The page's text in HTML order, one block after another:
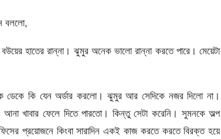
বললো,
হাতের রান্না। ঝুমুর অনেক ভালো রান্না করতে পারে। মেয়েটা
কি যেন অর্ডার করলো। ঝুমুর আর সেদিকে নজর দিলো না।
খাবার ফেলে দিতে পারতো। কিন্তু সেটা করেনি। সুমনকে অল্প
প্রয়োজনে কিংবা সারাদিন একই কাজ করতে করতে বিরক্ত হয়ে